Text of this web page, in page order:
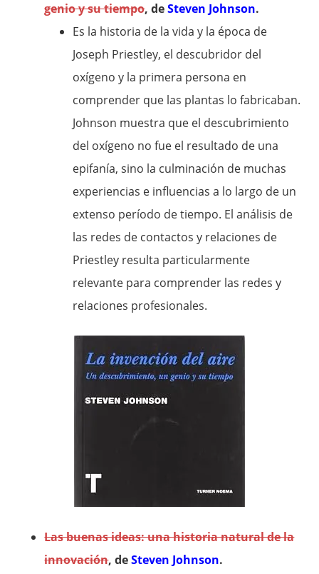
genio y su tiempo, deSteven Johnson.
Es la historia de la vida y la época de
Joseph Priestley, el descubridor del
oxígeno y la primera persona en
comprender que las plantas lo fabricaban.
Johnson muestra que el descubrimiento
del oxígeno no fue el resultado de una
epifanía, sino la culminación de muchas
experiencias e influencias a lo largo de un
extenso período de tiempo. El análisis de
las redes de contactos y relaciones de
Priestley resulta particularmente
relevante para comprender las redes y
relaciones profesionales.
Las buenas ideas: una historia natural de la
innovación, deSteven Johnson.